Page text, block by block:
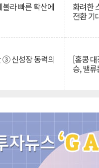
라 빠른 확산에 화려한
전환 기
③ 신성장 동력의 [홍콩
승, 밸